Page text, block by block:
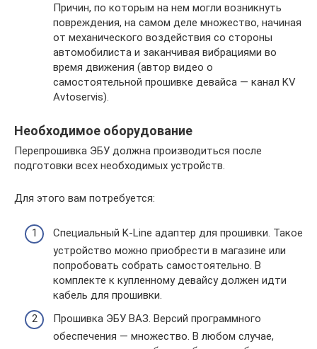
Причин, по которым на нем могли возникнуть
повреждения, на самом деле множество, начиная
от механического воздействия со стороны
автомобилиста и заканчивая вибрациями во
время движения (автор видео о
самостоятельной прошивке девайса — канал KV
Avtoservis).
Необходимое оборудование
Перепрошивка ЭБУ должна производиться после
подготовки всех необходимых устройств.
Для этого вам потребуется:
Специальный K-Line адаптер для прошивки. Такое
устройство можно приобрести в магазине или
попробовать собрать самостоятельно. В
комплекте к купленному девайсу должен идти
кабель для прошивки.
Прошивка ЭБУ ВАЗ. Версий программного
обеспечения — множество. В любом случае,